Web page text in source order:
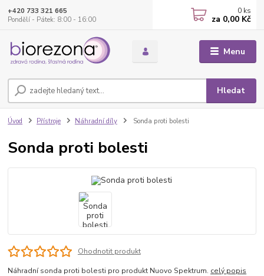
Menu
Hledat
+420 733 321 665
Pondělí - Pátek: 8:00 - 16:00
0 ks
za 0,00 Kč
Úvod Přístroje Náhradní díly Sonda proti bolesti
Sonda proti bolesti
Ohodnotit produkt
Náhradní sonda proti bolesti pro produkt Nuovo Spektrum. celý popis